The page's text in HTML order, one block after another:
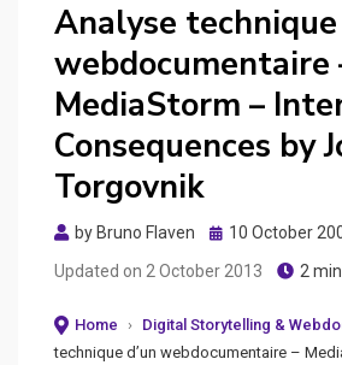
Analyse technique
webdocumentaire
MediaStorm –
Consequences by
Torgovnik
by Bruno Flaven
Posted
10 October
Updated on 2 October 2013 2
Home › Digital Storytelling &
technique d’un webdocumentaire –